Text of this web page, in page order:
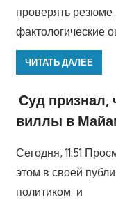
проверять
фактологические
ЧИТАТЬ ДАЛЕЕ
Суд признал,
виллы в
Сегодня, 11:51
этом в своей
политиком и